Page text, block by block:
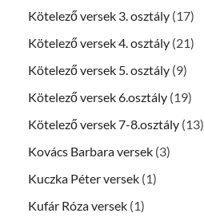
Kötelező versek 3. osztály (17)
Kötelező versek 4. osztály (21)
Kötelező versek 5. osztály (9)
Kötelező versek 6.osztály (19)
Kötelező versek 7-8.osztály (13)
Kovács Barbara versek (3)
Kuczka Péter versek (1)
Kufár Róza versek (1)